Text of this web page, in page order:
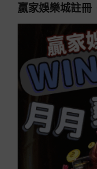
贏家娛樂城註冊